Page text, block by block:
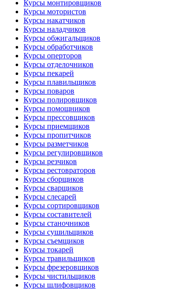
Курсы монтировщиков
Курсы мотористов
Курсы накатчиков
Курсы наладчиков
Курсы обжигальщиков
Курсы обработчиков
Курсы оперторов
Курсы отделочников
Курсы пекарей
Курсы плавильщиков
Курсы поваров
Курсы полировщиков
Курсы помощников
Курсы прессовщиков
Курсы приемщиков
Курсы пропитчиков
Курсы разметчиков
Курсы регулировщиков
Курсы резчиков
Курсы рестовраторов
Курсы сборщиков
Курсы сварщиков
Курсы слесарей
Курсы сортировщиков
Курсы составителей
Курсы станочников
Курсы сушильщиков
Курсы съемщиков
Курсы токарей
Курсы травильщиков
Курсы фрезеровщиков
Курсы чистильщиков
Курсы шлифовщиков